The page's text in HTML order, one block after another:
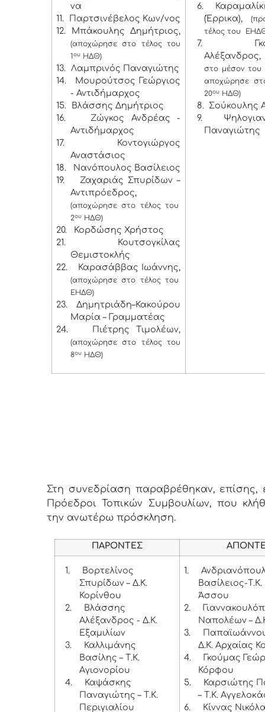
να
11.
Παρτσινέβελος Κων/νος
12.
Μπάκουλης Δημήτριος,
(αποχώρησε στο τέλος του
1 ουΗΔΘ)
13. Λαμπρινός Παναγιώτης
14.
Μουρούτσος Γεώργιος
- Αντιδήμαρχος
15.
Βλάσσης Δημήτριος
16.
Ζώγκος Ανδρέας -
Αντιδήμαρχος
17.
Κοντογιώργος
Αναστάσιος
18.
Νανόπουλος Βασίλειος
19.
Ζαχαριάς Σπυρίδων –
Αντιπρόεδρος,
(αποχώρησε στο τέλος του
2ουΗΔΘ)
20.
Κορδώσης Χρήστος
21.
Κουτσογκίλας
Θεμιστοκλής
22.
Καρασάββας Ιωάννης,
(αποχώρησε στο τέλος του
ΕΗΔΘ)
23.
Δημητριάδη–Κακούρου
Μαρία – Γραμματέας
24.
Πιέτρης Τιμολέων,
(αποχώρησε στο τέλος του
8ουΗΔΘ)
6.
(Έρρικα),
τέλος του
7.
στο μέσον του
αποχώρησε
20ουΗΔΘ)
8. Σούκουλης
9.
Παναγιώτης
Στη συνεδρίαση παραβρέθηκαν, επίσης,
Πρόεδροι Τοπικών Συμβουλίων, που
την ανωτέρω πρόσκληση.
ΠΑΡΟΝΤΕΣ
1.
Βορτελίνος
Σπυρίδων – Δ.Κ.
Κορίνθου
2.
Βλάσσης
Αλέξανδρος - Δ.Κ.
Εξαμιλίων
3.
Καλλιμάνης
Βασίλης – Τ.Κ.
Αγιονορίου
4.
Καψάσκης
Παναγιώτης – Τ.Κ.
Περιγιαλίου
1.
Βασίλειος-
Άσσου
2.
Ναπολέων –
3.
Δ.Κ. Αρχαίας
4.
Γκούμας
Κόρφου
5.
Καρσιώτης
– Τ.Κ.
6.
Κίννας